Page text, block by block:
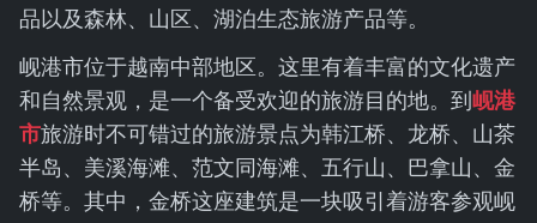
品以及森林、山区、湖泊生态旅游产品等。
岘港市位于越南中部地区。这里有着丰富的文化遗产
和自然景观，是一个备受欢迎的旅游目的地。到岘港
市旅游时不可错过的旅游景点为韩江桥、龙桥、山茶
半岛、美溪海滩、范文同海滩、五行山、巴拿山、金
桥等。其中，金桥这座建筑是一块吸引着游客参观岘